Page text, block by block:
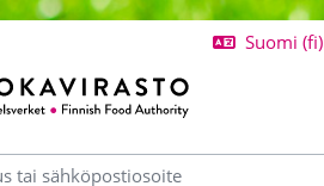
Suomi ‎(fi)‎
tilin